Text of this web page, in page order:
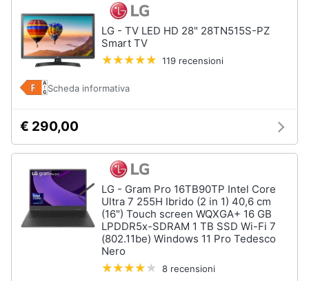
LG - TV LED HD 28" 28TN515S-PZ
Smart TV
119 recensioni
Scheda informativa
€ 290,00
LG - Gram Pro 16TB90TP Intel Core
Ultra 7 255H Ibrido (2 in 1) 40,6 cm
(16") Touch screen WQXGA+ 16 GB
LPDDR5x-SDRAM 1 TB SSD Wi-Fi 7
(802.11be) Windows 11 Pro Tedesco
Nero
8 recensioni